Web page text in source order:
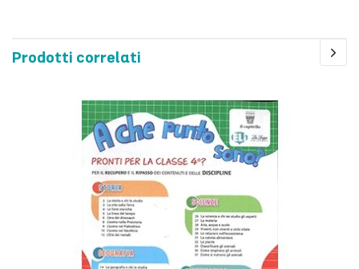
Prodotti correlati